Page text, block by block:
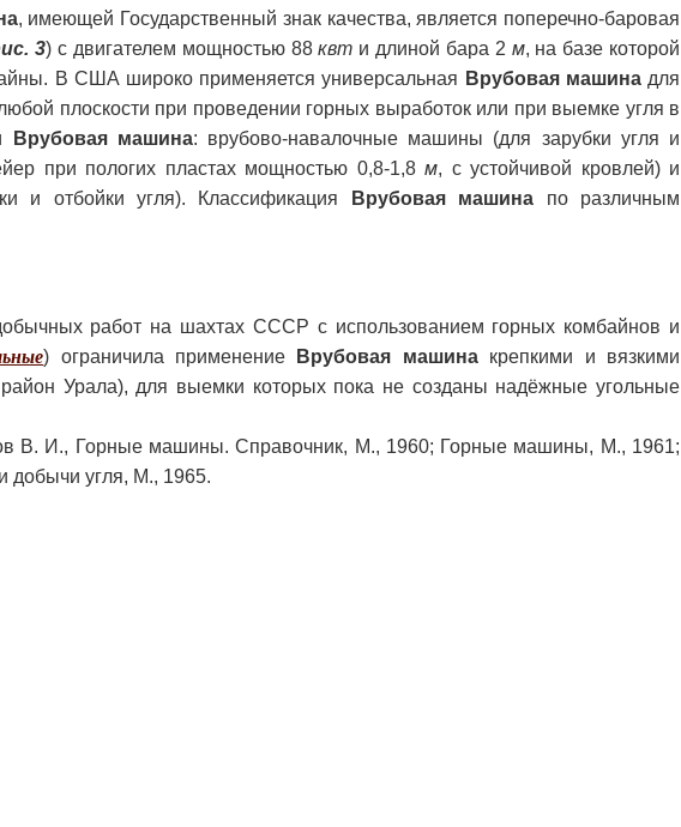
, имеющей Государственный знак качества, является поперечно-баровая
3) с двигателем мощностью 88квт и длиной бара 2 м, на базе которой
В США широко применяется универсальная Врубовая машинадля
плоскости при проведении горных выработок или при выемке угля в
Врубовая машина: врубово-навалочные машины (для зарубки угля и
при пологих пластах мощностью 0,8-1,8 м, с устойчивой кровлей) и
и отбойки угля). Классификация
Врубовая машина по различным
работ на шахтах СССР с использованием горных комбайнов и
) ограничила применение Врубовая машинакрепкими и вязкими
Урала), для выемки которых пока не созданы надёжные угольные
В. И., Горные машины. Справочник, М., 1960; Горные машины, М., 1961;
добычи угля, М., 1965.